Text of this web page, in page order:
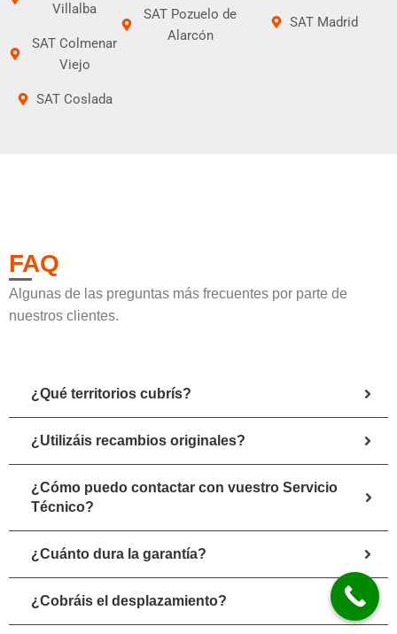
Villalba
SAT Colmenar
Viejo
SAT Coslada
SAT Pozuelo de
Alarcón
SAT Madrid
FAQ
Algunas de las preguntas más frecuentes por parte de
nuestros clientes.
¿Qué territorios cubrís?
¿Utilizáis recambios originales?
¿Cómo puedo contactar con vuestro Servicio
Técnico?
¿Cuánto dura la garantía?
¿Cobráis el desplazamiento?